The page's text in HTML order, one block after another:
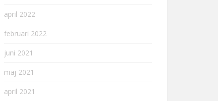
april 2022
februari 2022
juni 2021
maj 2021
april 2021